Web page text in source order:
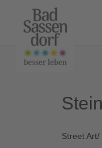
Street